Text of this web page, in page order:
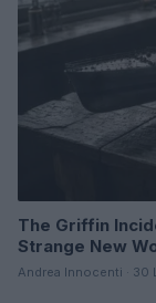
The Griffin
Strange New
Andrea Innocenti · 30